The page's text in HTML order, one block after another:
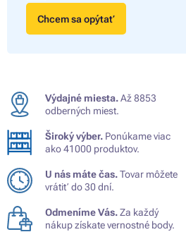
Chcem sa opýtať
Výdajné miesta.Až 8853
odberných miest.
Široký výber. Ponúkame viac
ako 41000 produktov.
U nás máte čas.Tovar môžete
vrátiť do 30 dní.
Odmeníme Vás.Za každý
nákup získate vernostné body.